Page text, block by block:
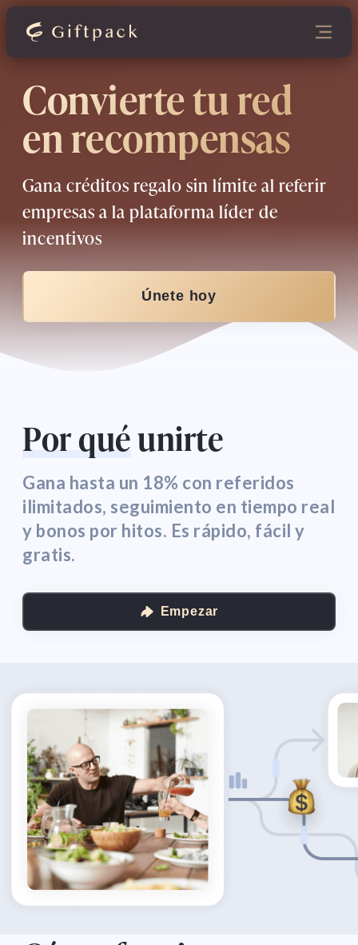
Convierte tu red
en recompensas
Gana créditos regalo sin límite al referir
empresas a la plataforma líder de
incentivos
Únete hoy
Por quéunirte
Gana hasta un 18% con referidos
ilimitados, seguimiento en tiempo real
y bonos por hitos. Es rápido, fácil y
gratis.
Empezar